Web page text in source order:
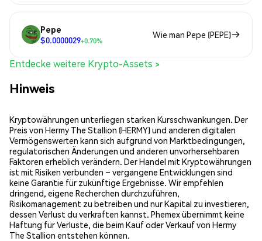
Pepe
$0.0000029+0.70%
Wie man Pepe (PEPE)
Entdecke weitere Krypto-Assets >
Hinweis
Kryptowährungen unterliegen starken Kursschwankungen. Der
Preis von Hermy The Stallion (HERMY) und anderen digitalen
Vermögenswerten kann sich aufgrund von Marktbedingungen,
regulatorischen Änderungen und anderen unvorhersehbaren
Faktoren erheblich verändern. Der Handel mit Kryptowährungen
ist mit Risiken verbunden – vergangene Entwicklungen sind
keine Garantie für zukünftige Ergebnisse. Wir empfehlen
dringend, eigene Recherchen durchzuführen,
Risikomanagement zu betreiben und nur Kapital zu investieren,
dessen Verlust du verkraften kannst. Phemex übernimmt keine
Haftung für Verluste, die beim Kauf oder Verkauf von Hermy
The Stallion entstehen können.